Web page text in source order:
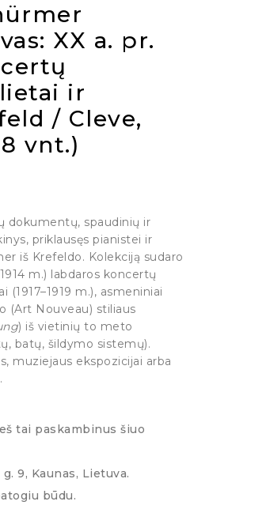
XX a. pr.
ir
/ Cleve,
vnt.)
dokumentų, spaudinių ir
priklausęs pianistei ir
iš Krefeldo. Kolekciją sudaro
m.) labdaros koncertų
m.), asmeniniai
(Art Nouveau) stiliaus
) iš vietinių to meto
batų, šildymo sistemų).
muziejaus ekspozicijai arba
tai paskambinus šiuo
9, Kaunas, Lietuva.
būdu.